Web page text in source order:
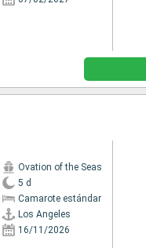
Ovation of the Seas
5 d
Camarote estándar
Los Angeles
16/11/2026